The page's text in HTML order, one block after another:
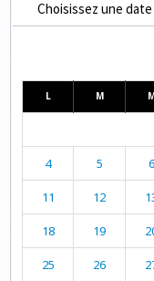
Choisissez une
L M
4 5 6
11 12
18 19
25 26